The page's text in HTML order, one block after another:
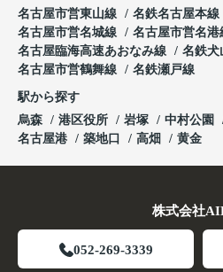
名古屋市営東山線
名鉄名古屋本線
名古屋市営名城線
名古屋市営名港
名古屋臨海高速あおなみ線
名鉄犬
名古屋市営鶴舞線
名鉄瀬戸線
駅から探す
烏森
港区役所 岩塚 中村公園
名古屋港
築地口 高畑 黄金
株式会社
052-269-3339